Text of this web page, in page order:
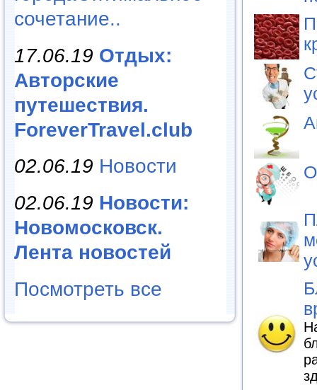
сочетание..
17.06.19 Отдых:
Авторские
путешествия.
ForeverTravel.club
02.06.19 Новости
02.06.19 Новости:
Новомосковск.
Лента новостей
Посмотреть все